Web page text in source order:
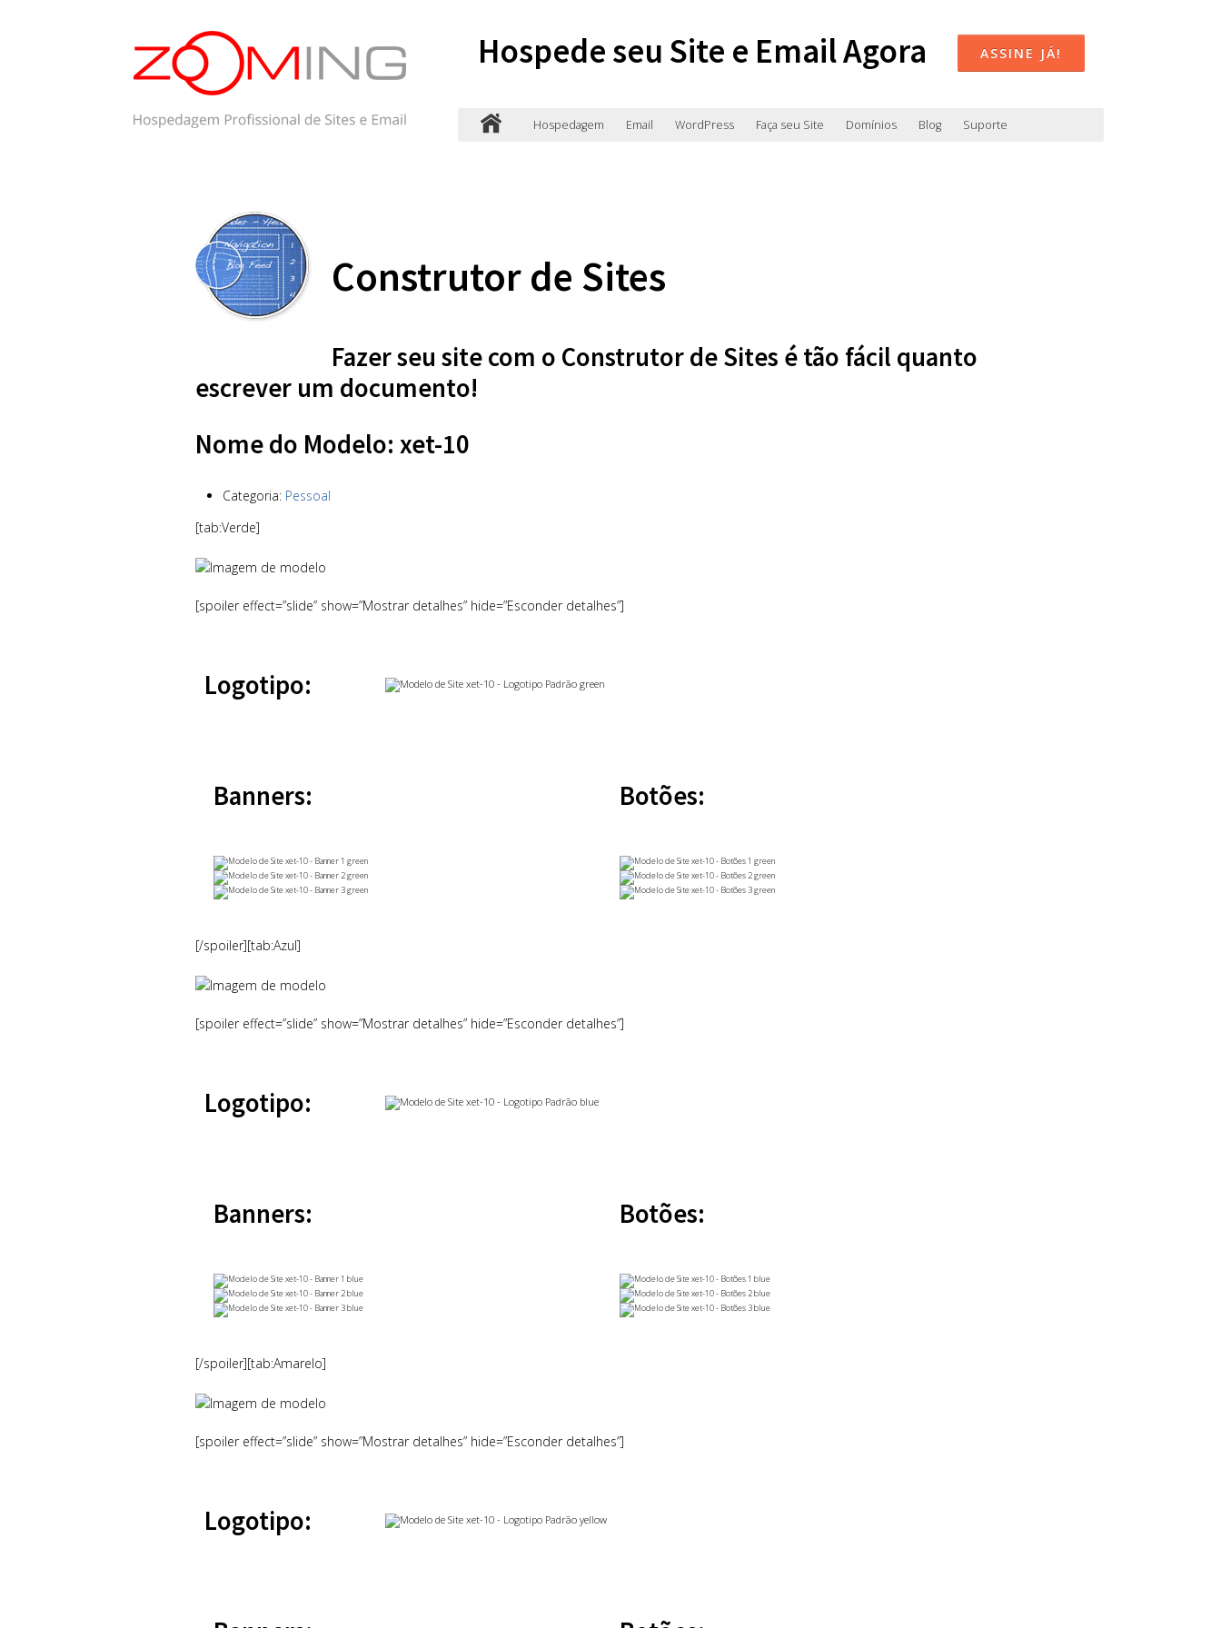
Hospede seu Site e Email Agora ASSINE JÁ!
Hospedagem Email WordPress Faça seu Site Domínios Blog Suporte
Construtor de Sites
Fazer seu site com o Construtor de Sites é tão fácil quanto
escrever um documento!
Nome do Modelo: xet-10
Categoria: Pessoal
[tab:Verde]
[spoiler effect=”slide” show=”Mostrar detalhes” hide=”Esconder detalhes”]
Logotipo:
Banners: Botões:
[/spoiler][tab:Azul]
[spoiler effect=”slide” show=”Mostrar detalhes” hide=”Esconder detalhes”]
Logotipo:
Banners: Botões:
[/spoiler][tab:Amarelo]
[spoiler effect=”slide” show=”Mostrar detalhes” hide=”Esconder detalhes”]
Logotipo: